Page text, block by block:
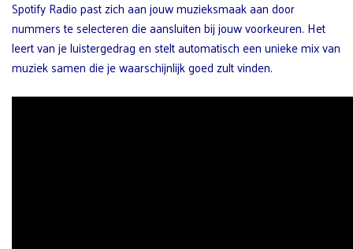
Spotify Radio past zich aan jouw muzieksmaak aan door
nummers te selecteren die aansluiten bij jouw voorkeuren. Het
leert van je luistergedrag en stelt automatisch een unieke mix van
muziek samen die je waarschijnlijk goed zult vinden.